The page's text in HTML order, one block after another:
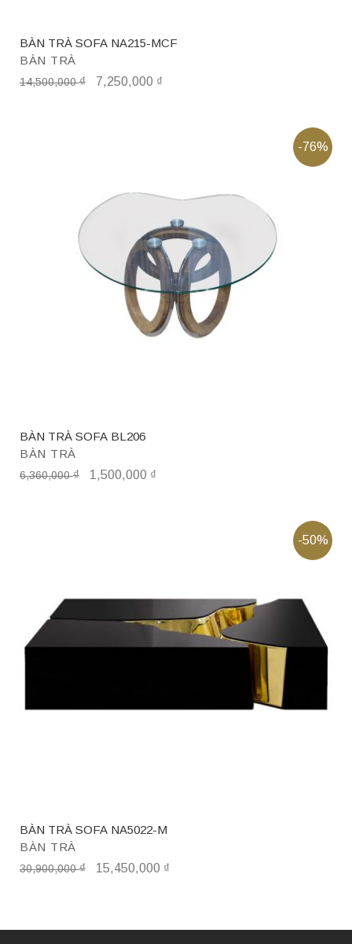
BÀN TRÀ
BÀN TRÀ SOFA NA215-MCF
14,500,000₫ 7,250,000 ₫
-76%
BÀN TRÀ
BÀN TRÀ SOFA BL206
6,360,000₫ 1,500,000 ₫
-50%
BÀN TRÀ
BÀN TRÀ SOFA NA5022-M
30,900,000₫ 15,450,000 ₫